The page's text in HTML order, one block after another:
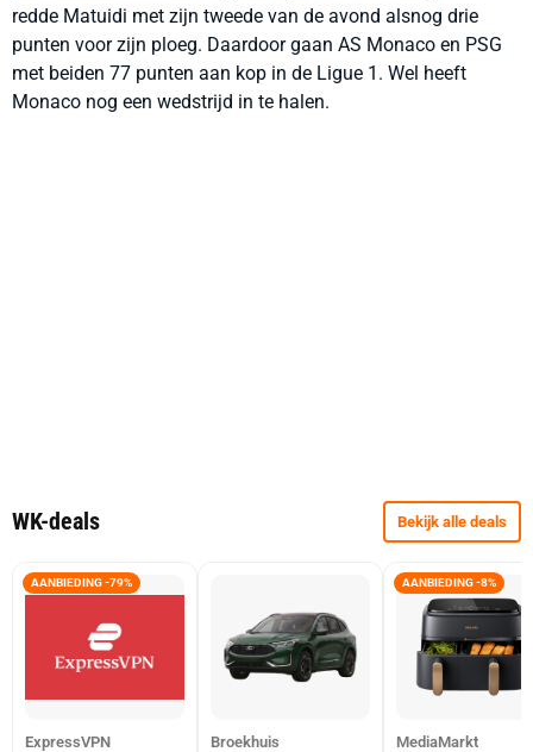
redde Matuidi met zijn tweede van de avond alsnog drie
punten voor zijn ploeg. Daardoor gaan AS Monaco en PSG
met beiden 77 punten aan kop in de Ligue 1. Wel heeft
Monaco nog een wedstrijd in te halen.
WK-deals Bekijk alle deals
AANBIEDING -79%
ExpressVPN Broekhuis
AANBIEDING -8%
MediaMarkt